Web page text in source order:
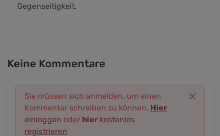
Gegenseitigkeit.
Keine Kommentare
Sie müssen sich anmelden, um einen
Kommentar schreiben zu können. Hier
einloggen oder hier kostenlos
registrieren